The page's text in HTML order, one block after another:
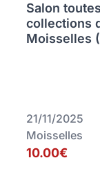
Salon toutes
collections
Moisselles
21/11/2025
Moisselles
10.00€